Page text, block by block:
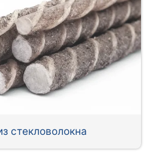
стекловолокна